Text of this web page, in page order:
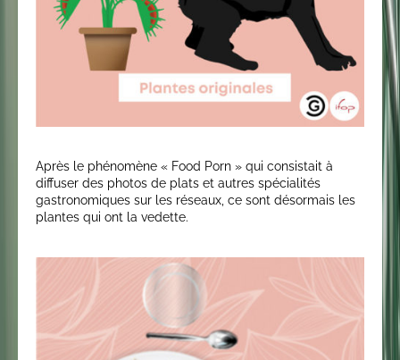
Après le phénomène « Food Porn » qui consistait à
diffuser des photos de plats et autres spécialités
gastronomiques sur les réseaux, ce sont désormais les
plantes qui ont la vedette.